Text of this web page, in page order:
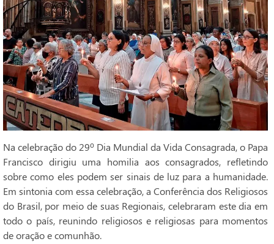
Na celebração do 29º Dia Mundial da Vida Consagrada, o Papa
Francisco dirigiu uma homilia aos consagrados, refletindo
sobre como eles podem ser sinais de luz para a humanidade.
Em sintonia com essa celebração, a Conferência dos Religiosos
do Brasil, por meio de suas Regionais, celebraram este dia em
todo o país, reunindo religiosos e religiosas para momentos
de oração e comunhão.